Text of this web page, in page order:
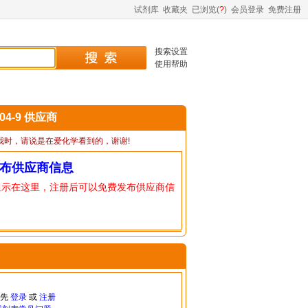
试剂库 收藏夹 已浏览(?) 会员登录 免费注册
搜索设置
使用帮助
9 供应商
时，请说是在爱化学看到的，谢谢!
供应商信息
在这里，注册后可以免费发布供应商信
登录或 注册